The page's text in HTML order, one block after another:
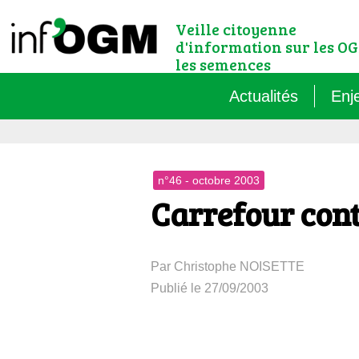
Veille citoyenne
d'information sur les
les semences
Actualités
Le
n°46 - octobre 2003
Carrefour
Par Christophe NOISETTE
Publié le 27/09/2003